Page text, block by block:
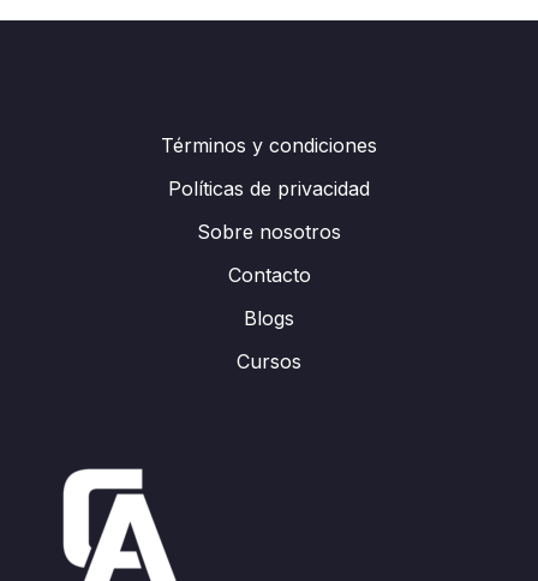
Términos y condiciones
Políticas de privacidad
Sobre nosotros
Contacto
Blogs
Cursos